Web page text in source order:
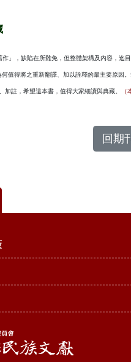
作」，缺陷在所難免，但整體架構及內容，迄
值得將之重新翻譯、加以詮釋的最主要原因
加註，希望這本書，值得大家細讀與典藏。
回期